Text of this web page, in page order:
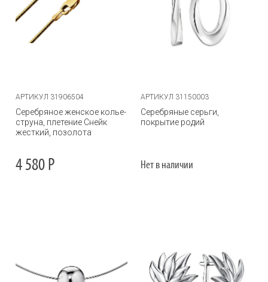
АРТИКУЛ 31906504
Серебряное женское колье-
струна, плетение Снейк
жесткий, позолота
4 580 Р
АРТИКУЛ 31150003
Серебряные серьги,
покрытие родий
Нет в наличии